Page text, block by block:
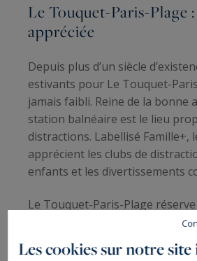
Le Touquet-Paris-Plage
appréciée
Depuis plus d’un siècle
estivants pour Le Touquet-
jamais faibli. Reine de la bonne
station balnéaire est le lieu
distractions. Labellisé Famille+,
apprécient les clubs de
enfants et les divertissements
Le Touquet-Paris-Plage
d’autres activités, sachant que
la forêt domaniale se situent à
une résidence au Touquet-
Les cookies sur notre